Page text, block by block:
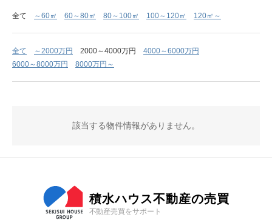
全て ～60㎡ 60～80㎡ 80～100㎡ 100～120㎡ 120㎡～
全て ～2000万円 2000～4000万円
4000～6000万円
6000～8000万円
8000万円～
該当する物件情報がありません。
積水ハウス不動産の売買
不動産売買をサポート